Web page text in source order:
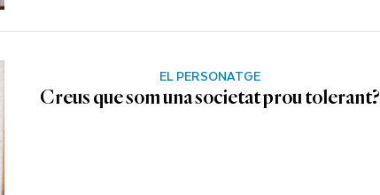
EL PERSONATGE
Creus que som una societat prou tolerant?